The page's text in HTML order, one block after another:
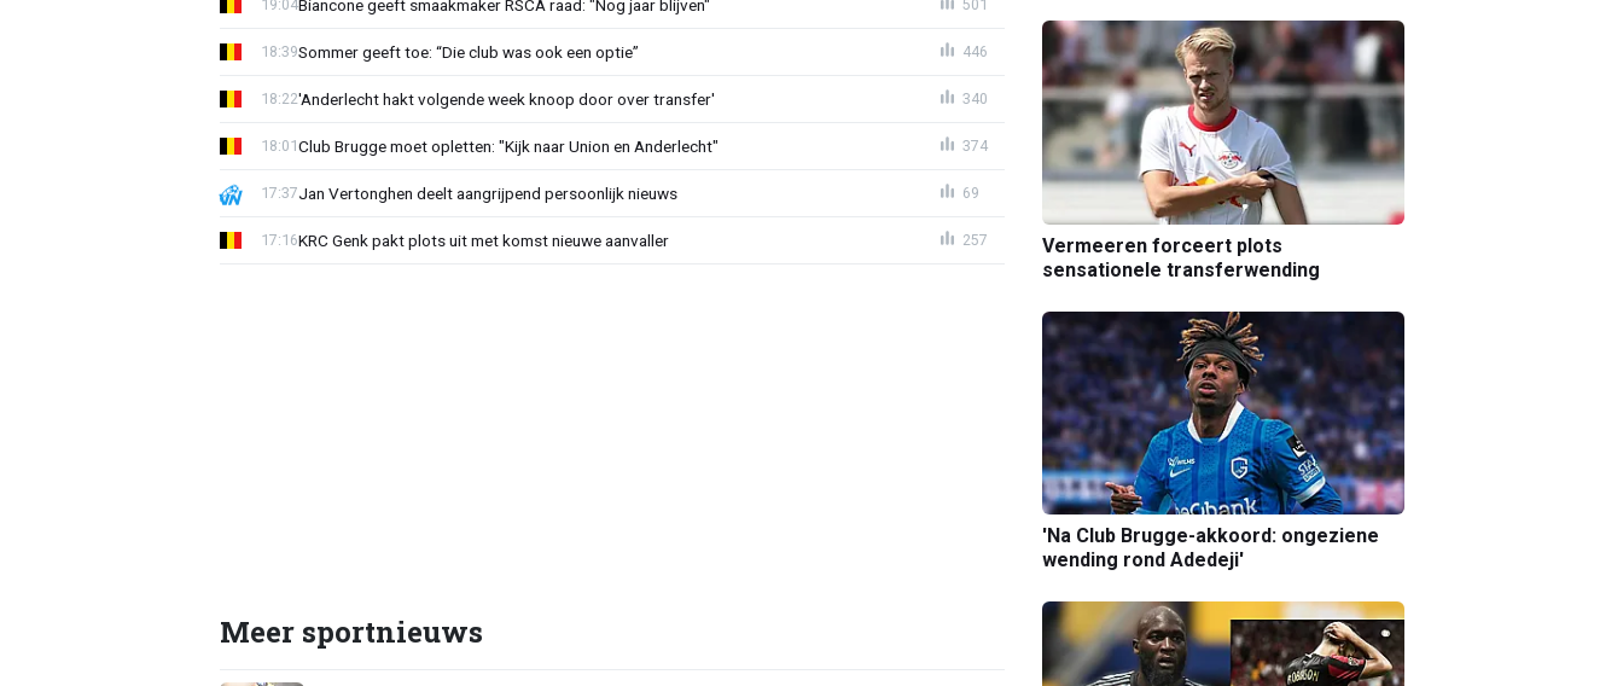
Biancone geeft smaakmaker RSCA raad: "Nog jaar blijven"
19:04 501
Sommer geeft toe: “Die club was ook een optie”
18:39 446
'Anderlecht hakt volgende week knoop door over transfer'
18:22 340
Club Brugge moet opletten: "Kijk naar Union en Anderlecht"
18:01 374
Jan Vertonghen deelt aangrijpend persoonlijk nieuws
17:37 69
KRC Genk pakt plots uit met komst nieuwe aanvaller
17:16 257
Meer sportnieuws
Vermeeren forceert plots
sensationele transferwending
'Na Club Brugge-akkoord: ongeziene
wending rond Adedeji'